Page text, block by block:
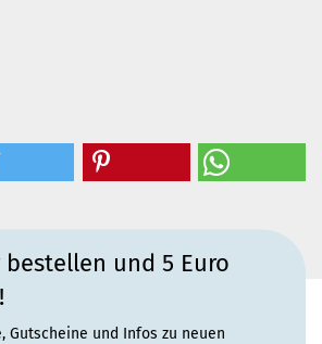
und 5 Euro
Gutscheine und Infos zu neuen